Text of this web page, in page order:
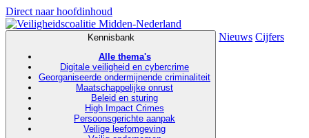
Direct naar hoofdinhoud
Kennisbank
Alle thema's
Digitale veiligheid en cybercrime
Georganiseerde ondermijnende criminaliteit
Maatschappelijke onrust
Beleid en sturing
High Impact Crimes
Persoonsgerichte aanpak
Veilige leefomgeving
Nieuws Cijfers